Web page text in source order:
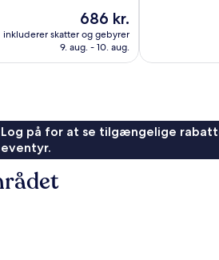
Prisen
er
686 kr.
686 kr.
inkluderer skatter og gebyrer
9. aug. - 10. aug.
Log på for at se tilgængelige
eventyr.